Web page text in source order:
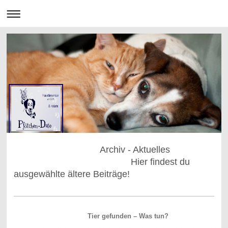
Archiv - Aktuelles
Hier findest du
ausgewählte ältere Beiträge!
Tier gefunden – Was tun?